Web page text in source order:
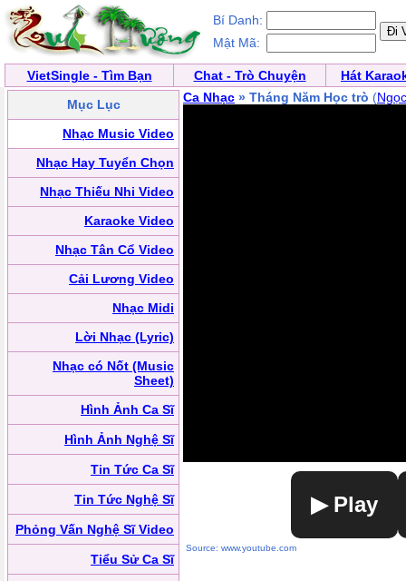
Bí Danh:
Mật Mã:
VietSingle - Tìm Bạn Chat - Trò Chuyện
Hát
Mục Lục
Nhạc Music Video
Nhạc Hay Tuyển Chọn
Nhạc Thiếu Nhi Video
Karaoke Video
Nhạc Tân Cổ Video
Cải Lương Video
Nhạc Midi
Lời Nhạc (Lyric)
Nhạc có Nốt (Music
Sheet)
Hình Ảnh Ca Sĩ
Hình Ảnh Nghệ Sĩ
Tin Tức Ca Sĩ
Tin Tức Nghệ Sĩ
Phỏng Vấn Nghệ Sĩ Video
Tiểu Sử Ca Sĩ
Ca Nhạc » Tháng Năm Học trò (
▶ Play
Source: www.youtube.com